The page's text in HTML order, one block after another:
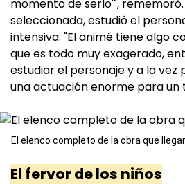
momento de serlo'",
seleccionada, estudió el
intensiva: "El animé tiene algo
que es todo muy exagerado,
estudiar el personaje y a la
una actuación enorme para un
El elenco completo de la obra que
El fervor de los niños